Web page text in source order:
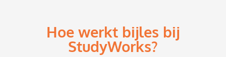
Hoe werkt bijles bij
StudyWorks?